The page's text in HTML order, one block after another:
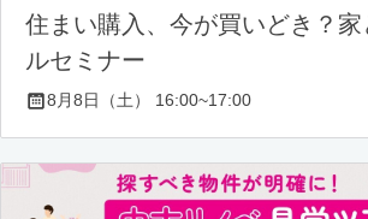
住まい購入、今が買いどき？
ルセミナー
8月8日（土） 16:00~17:00